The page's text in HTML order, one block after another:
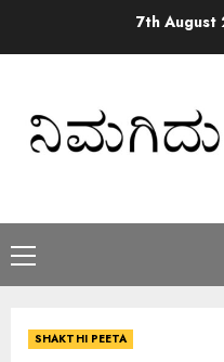
7th August
SHAKTHI PEETA